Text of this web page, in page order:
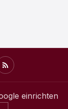
einrichten